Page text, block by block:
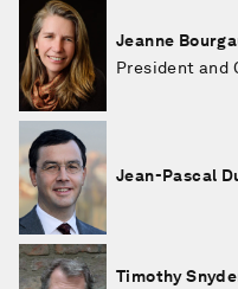
Jeanne
President and
Jean-Pascal
Timothy